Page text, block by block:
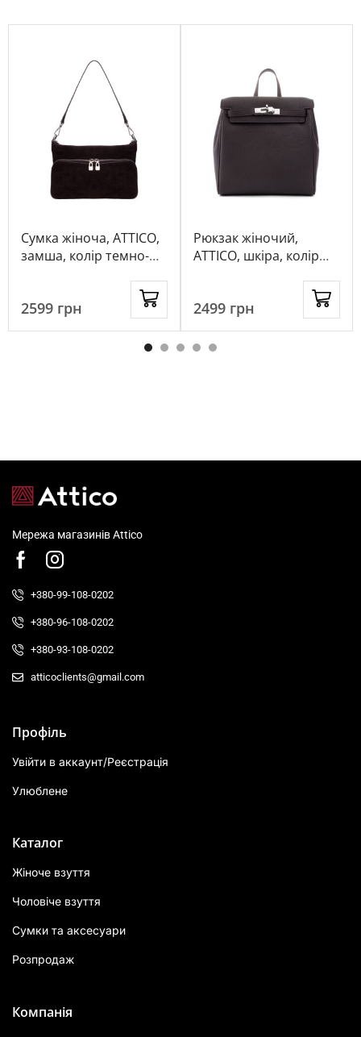
Сумка жіноча, ATTICO,
замша, колір темно-
2599 грн
Рюкзак жіночий,
ATTICO, шкіра, колір
2499 грн
Мережа магазинів Attico
+380-99-108-0202
+380-96-108-0202
+380-93-108-0202
atticoclients@gmail.com
Профіль
Увійти в аккаунт/Реєстрація
Улюблене
Каталог
Жіноче взуття
Чоловіче взуття
Сумки та аксесуари
Розпродаж
Компанія